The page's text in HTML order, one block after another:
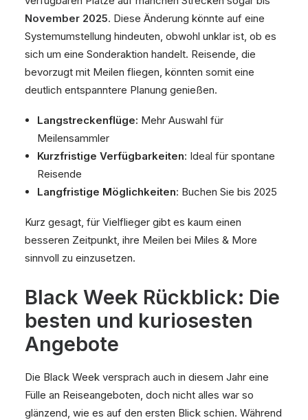
November 2025. Diese Änderung könnte auf eine
Systemumstellung hindeuten, obwohl unklar ist, ob es
sich um eine Sonderaktion handelt. Reisende, die
bevorzugt mit Meilen fliegen, könnten somit eine
deutlich entspanntere Planung genießen.
Langstreckenflüge: Mehr Auswahl für
Meilensammler
Kurzfristige Verfügbarkeiten: Ideal für spontane
Reisende
Langfristige Möglichkeiten: Buchen Sie bis 2025
Kurz gesagt, für Vielflieger gibt es kaum einen
besseren Zeitpunkt, ihre Meilen bei Miles & More
sinnvoll zu einzusetzen.
Black Week Rückblick: Die
besten und kuriosesten
Angebote
Die Black Week versprach auch in diesem Jahr eine
Fülle an Reiseangeboten, doch nicht alles war so
glänzend, wie es auf den ersten Blick schien. Während